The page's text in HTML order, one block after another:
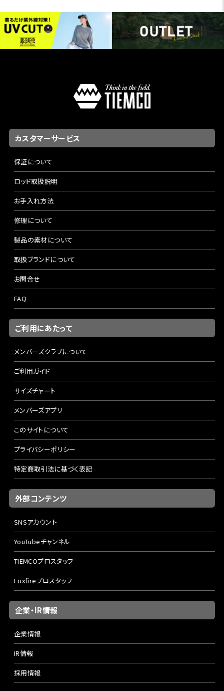
カスタマーサービス
保証について
ロッド取扱説明
お手入れ方法
修理について
製品の素材について
取扱ブランドについて
お問合せ
FAQ
ご利用にあたって
メンバーズクラブについて
ご利用ガイド
サイズチャート
メンバーズアプリ
このサイトについて
プライバシーポリシー
特定商取引法に基づく表記
外部コンテンツ
SNSアカウント
YouTubeチャンネル
TIEMCOプロスタッフ
Foxfireプロスタッフ
企業・IR情報
企業情報
IR情報
採用情報